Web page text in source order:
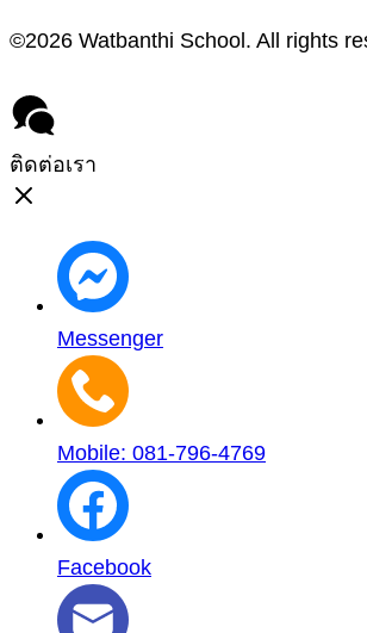
©2026 Watbanthi School. All rights
ติดต่อเรา
Messenger
Mobile: 081-796-4769
Facebook